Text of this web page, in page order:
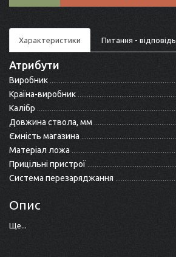
Характеристики Питання - відповідь
Атрибути
Виробник
Країна-виробник
Калібр
Довжина ствола, мм
Ємність магазина
Матеріал ложа
Прицільні пристрої
Система перезаряджання
Опис
Ще...